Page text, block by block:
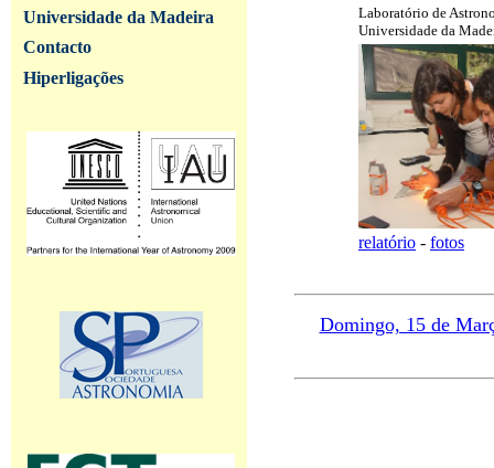
Universidade da Madeira
Contacto
Hiperligações
Laboratório de
Universidade da
relatório - fotos
Domingo, 15 de